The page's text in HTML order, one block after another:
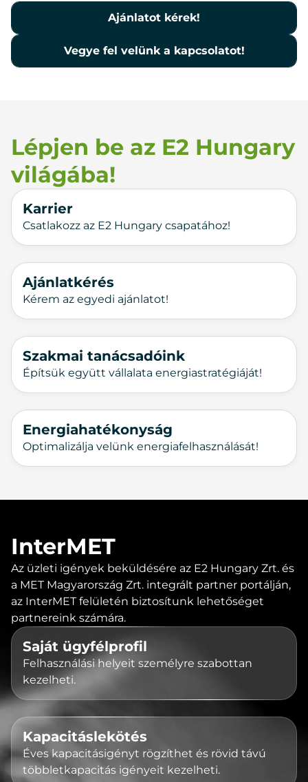
Ajánlatot kérek!
Vegye fel velünk a kapcsolatot!
Lépjen be az E2 Hungary
világába!
Karrier
Csatlakozz az E2 Hungary csapatához!
Ajánlatkérés
Kérem az egyedi ajánlatot!
Szakmai tanácsadóink
Építsük együtt vállalata energiastratégiáját!
Energiahatékonyság
Optimalizálja velünk energiafelhasználását!
InterMET
Az üzleti igények beküldésére az E2 Hungary Zrt. és
a MET Magyarország Zrt. integrált partner portálján,
az InterMET felületén biztosítunk lehetőséget
partnereink számára.
Saját ügyfélprofil
Felhasználási helyeit személyre szabottan
kezelheti.
Kapacitáslekötés
Éves kapacitásigényt rögzíthet és rövid távú
többletkapacitás igényeit kezelheti.